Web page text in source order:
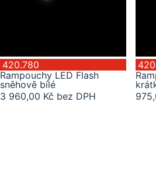
420.780
Rampouchy LED Flash
sněhově bílé
3 960,00 Kč bez DPH